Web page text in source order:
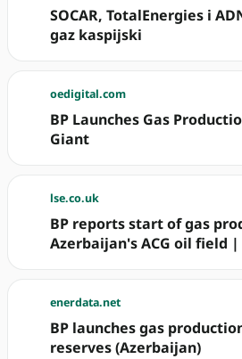
SOCAR, TotalEnergies i
gaz kaspijski
oedigital.com
BP Launches Gas
Giant
lse.co.uk
BP reports start of gas
Azerbaijan's ACG oil field
enerdata.net
BP launches gas
reserves (Azerbaijan)